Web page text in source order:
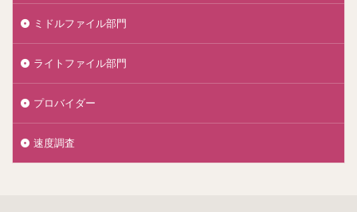
ミドルファイル部門
ライトファイル部門
プロバイダー
速度調査